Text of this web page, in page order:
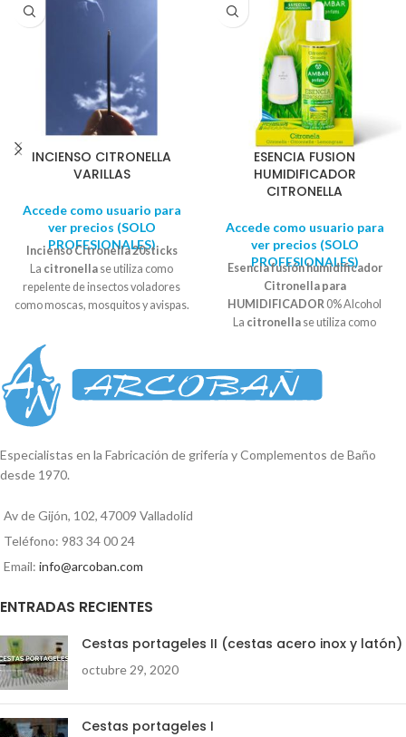
INCIENSO CITRONELLA
VARILLAS
Accede como usuario para
ver precios (SOLO
PROFESIONALES)
Incienso Citronella 20sticks
La citronella se utiliza como
repelente de insectos voladores
como moscas, mosquitos y avispas.
enmascarando otros olores que
son atractivos para los insectos y de
esta forma el insecto no se acerca.
Incienso Citronela para disfrutar de
unaroma cítrico
agradable olor.
ESENCIA FUSION
HUMIDIFICADOR
CITRONELLA
Accede como usuario para
ver precios (SOLO
PROFESIONALES)
Esencia fusión humidificador
Citronella para
HUMIDIFICADOR 0% Alcohol
La citronella se utiliza como
El olor de lacitronela
enmascarando otros olores que
Las Esencias se diluyen en agua sin
Especialistas en la Fabricación de grifería y Complementos de Baño
desde 1970.
Av de Gijón, 102, 47009 Valladolid
Teléfono: 983 34 00 24
Email: info@arcoban.com
ENTRADAS RECIENTES
Cestas portageles II (cestas acero inox y latón)
octubre 29, 2020
Cestas portageles I